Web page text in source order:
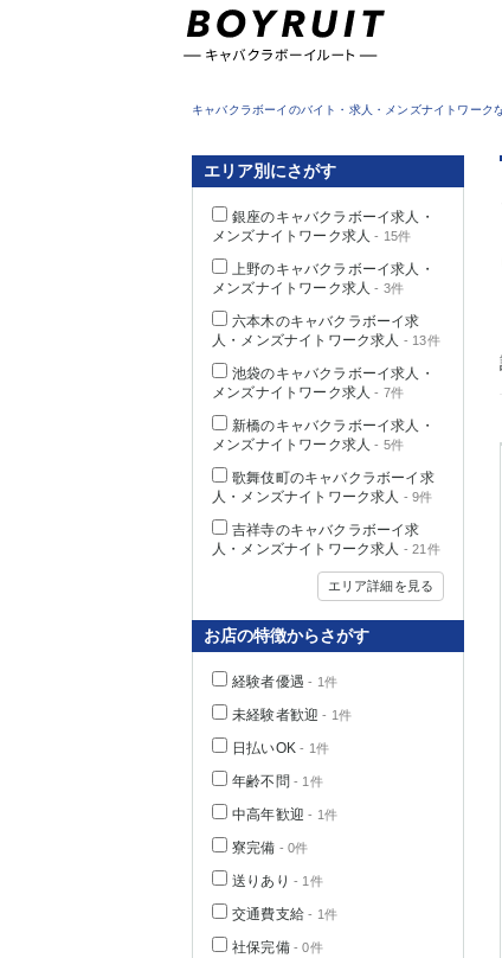
キャバクラボーイのバイト・求人・メンズナイトワーク
エリア別にさがす
銀座のキャバクラボーイ求人・
メンズナイトワーク求人 - 15件
上野のキャバクラボーイ求人・
メンズナイトワーク求人 - 3件
六本木のキャバクラボーイ求
人・メンズナイトワーク求人 - 13件
池袋のキャバクラボーイ求人・
メンズナイトワーク求人 - 7件
新橋のキャバクラボーイ求人・
メンズナイトワーク求人 - 5件
歌舞伎町のキャバクラボーイ求
人・メンズナイトワーク求人 - 9件
吉祥寺のキャバクラボーイ求
人・メンズナイトワーク求人 - 21件
エリア詳細を見る
お店の特徴からさがす
経験者優遇 - 1件
未経験者歓迎 - 1件
日払いOK - 1件
年齢不問 - 1件
中高年歓迎 - 1件
寮完備 - 0件
送りあり - 1件
交通費支給 - 1件
社保完備- 0件
東京都